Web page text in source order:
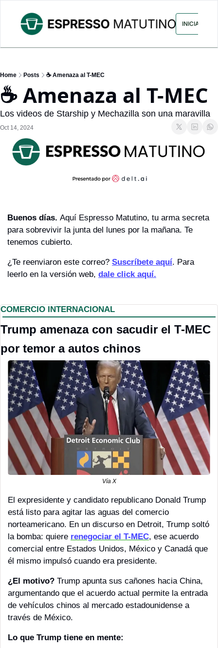
ARCHIVO ANUNCIA CON
INICIAR
Home Posts ☕ Amenaza al T-MEC
☕ Amenaza al T-MEC
Los videos de Starship y Mechazilla son una maravilla
Oct 14, 2024
Buenos días. Aquí Espresso Matutino, tu arma secreta
para sobrevivir la junta del lunes por la mañana. Te
tenemos cubierto.
¿Te reenviaron este correo? Suscríbete aquí. Para
leerlo en la versión web, dale click aquí.
COMERCIO INTERNACIONAL
Trump amenaza con sacudir el T-MEC
por temor a autos chinos
Vía X
El expresidente y candidato republicano Donald Trump
está listo para agitar las aguas del comercio
norteamericano. En un discurso en Detroit, Trump soltó
la bomba: quiere renegociar el T-MEC, ese acuerdo
comercial entre Estados Unidos, México y Canadá que
él mismo impulsó cuando era presidente.
¿El motivo? Trump apunta sus cañones hacia China,
argumentando que el acuerdo actual permite la entrada
de vehículos chinos al mercado estadounidense a
través de México.
Lo que Trump tiene en mente: